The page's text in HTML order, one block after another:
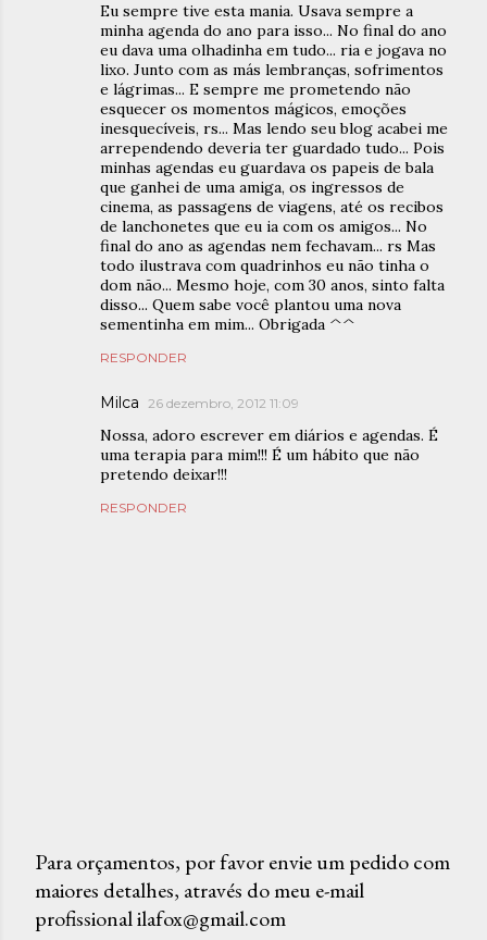
Eu sempre tive esta mania. Usava sempre a
minha agenda do ano para isso... No final do ano
eu dava uma olhadinha em tudo... ria e jogava no
lixo. Junto com as más lembranças, sofrimentos
e lágrimas... E sempre me prometendo não
esquecer os momentos mágicos, emoções
inesquecíveis, rs... Mas lendo seu blog acabei me
arrependendo deveria ter guardado tudo... Pois
minhas agendas eu guardava os papeis de bala
que ganhei de uma amiga, os ingressos de
cinema, as passagens de viagens, até os recibos
de lanchonetes que eu ia com os amigos... No
final do ano as agendas nem fechavam... rs Mas
todo ilustrava com quadrinhos eu não tinha o
dom não... Mesmo hoje, com 30 anos, sinto falta
disso... Quem sabe você plantou uma nova
sementinha em mim... Obrigada ^^
RESPONDER
Milca 26 dezembro, 2012 11:09
Nossa, adoro escrever em diários e agendas. É
uma terapia para mim!!! É um hábito que não
pretendo deixar!!!
RESPONDER
P
o
Para orçamentos, por favor envie um pedido com
maiores detalhes, através do meu e-mail
profissional ilafox@gmail.com